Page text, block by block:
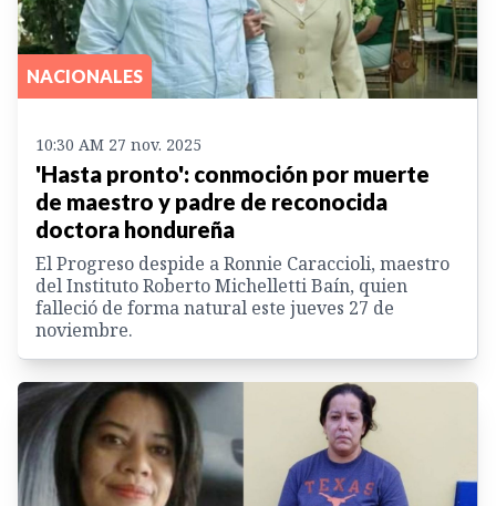
NACIONALES
10:30 AM 27 nov. 2025
'Hasta pronto': conmoción por muerte
de maestro y padre de reconocida
doctora hondureña
El Progreso despide a Ronnie Caraccioli, maestro
del Instituto Roberto Michelletti Baín, quien
falleció de forma natural este jueves 27 de
noviembre.